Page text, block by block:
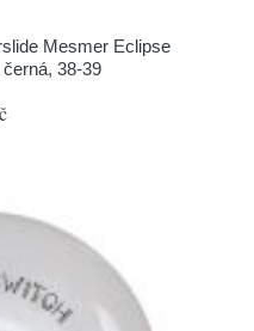
Mesmer Eclipse
38-39